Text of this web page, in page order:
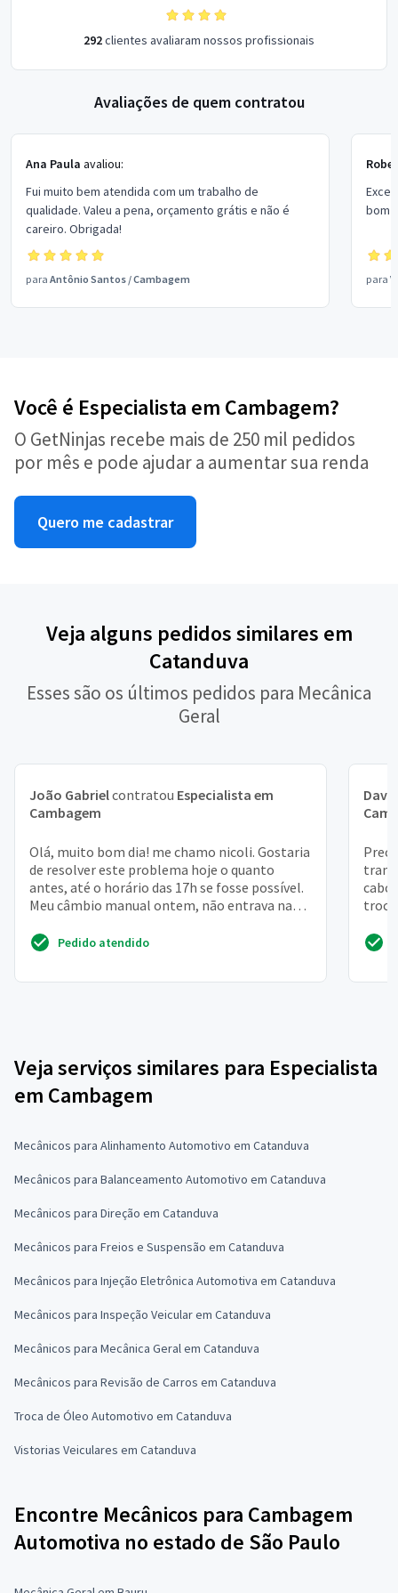
292clientes avaliaram nossos profissionais
Avaliações de quem contratou
Ana Paula avaliou:
Fui muito bem atendida com um trabalho de
qualidade. Valeu a pena, orçamento grátis e não é
careiro. Obrigada!
para Antônio Santos /Cambagem
bom
para
Você é Especialista em Cambagem?
O GetNinjas recebe mais de 250 mil pedidos
por mês e pode ajudar a aumentar sua renda
Quero me cadastrar
Veja alguns pedidos similares em
Catanduva
Esses são os últimos pedidos para Mecânica
Geral
João Gabrielcontratou Especialista em
Cambagem
Olá, muito bom dia! me chamo nicoli. Gostaria
de resolver este problema hoje o quanto
antes, até o horário das 17h se fosse possível.
Meu câmbio manual ontem, não entrava na
Pedido atendido
Davi
cabo
troca
Veja serviços similares para Especialista
em Cambagem
Mecânicos para Alinhamento Automotivo em Catanduva
Mecânicos para Balanceamento Automotivo em Catanduva
Mecânicos para Direção em Catanduva
Mecânicos para Freios e Suspensão em Catanduva
Mecânicos para Injeção Eletrônica Automotiva em Catanduva
Mecânicos para Inspeção Veicular em Catanduva
Mecânicos para Mecânica Geral em Catanduva
Mecânicos para Revisão de Carros em Catanduva
Troca de Óleo Automotivo em Catanduva
Vistorias Veiculares em Catanduva
Encontre Mecânicos para Cambagem
Automotiva no estado de São Paulo